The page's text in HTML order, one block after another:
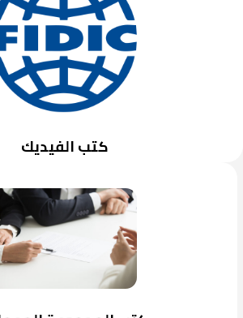
كتب الفيديك